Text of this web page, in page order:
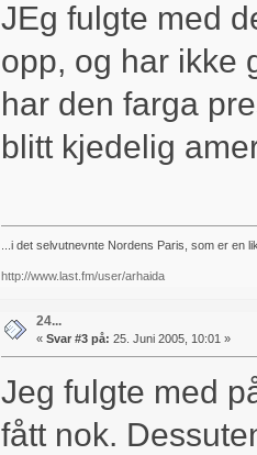
JEg fulgte med
opp, og har ikke
har den farga
blitt kjedelig
...i det selvutnevnte Nordens Paris, som er en
http://www.last.fm/user/arhaida
24...
« Svar #3 på: 25. Juni 2005, 10:01 »
Jeg fulgte med
fått nok.